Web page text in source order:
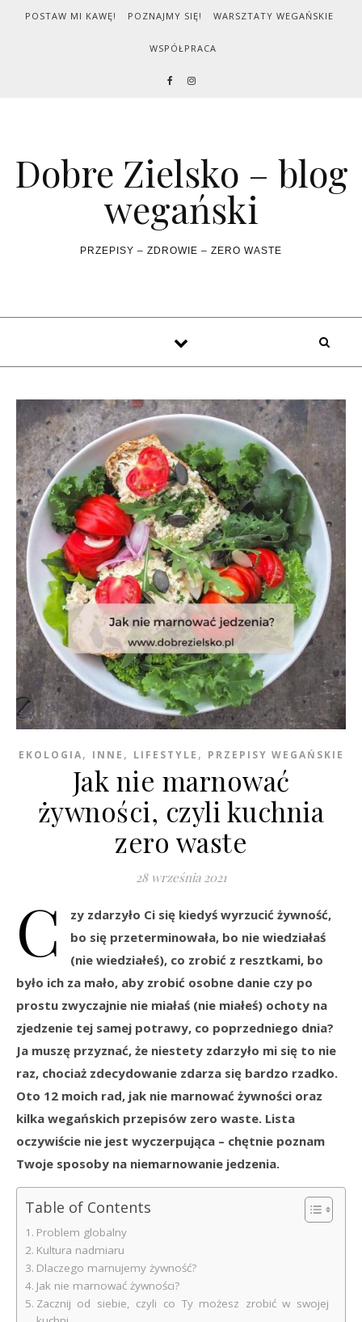
Skip to content
POSTAW MI KAWĘ! POZNAJMY SIĘ! WARSZTATY WEGAŃSKIE
WSPÓŁPRACA
Dobre Zielsko – blog
wegański
PRZEPISY – ZDROWIE – ZERO WASTE
EKOLOGIA, INNE , LIFESTYLE , PRZEPISY WEGAŃSKIE
Jak nie marnować
żywności, czyli kuchnia
zero waste
28 września 2021
C
zy zdarzyło Ci się kiedyś wyrzucić żywność,
bo się przeterminowała, bo nie wiedziałaś
(nie wiedziałeś), co zrobić z resztkami, bo
było ich za mało, aby zrobić osobne danie czy po
prostu zwyczajnie nie miałaś (nie miałeś) ochoty na
zjedzenie tej samej potrawy, co poprzedniego dnia?
Ja muszę przyznać, że niestety zdarzyło mi się to nie
raz, chociaż zdecydowanie zdarza się bardzo rzadko.
Oto 12 moich rad, jak nie marnować żywności oraz
kilka wegańskich przepisów zero waste. Lista
oczywiście nie jest wyczerpująca – chętnie poznam
Twoje sposoby na niemarnowanie jedzenia.
Table of Contents
Problem globalny
Kultura nadmiaru
Dlaczego marnujemy żywność?
Jak nie marnować żywności?
Zacznij od siebie, czyli co Ty możesz zrobić w swojej